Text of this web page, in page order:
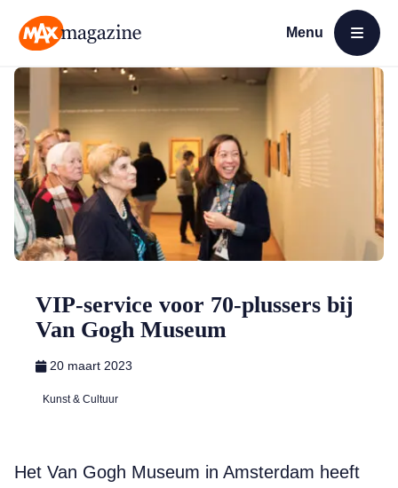
Menu
Open menu
VIP-service voor 70-plussers bij
Van Gogh Museum
20 maart 2023
Kunst & Cultuur
Het Van Gogh Museum in Amsterdam heeft